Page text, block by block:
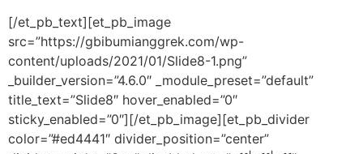
[/et_pb_text][et_pb_image
src=”https://gbibumianggrek.com/wp-
content/uploads/2021/01/Slide8-1.png”
_builder_version=”4.6.0″ _module_preset=”default”
title_text=”Slide8″ hover_enabled=”0″
sticky_enabled=”0″][/et_pb_image][et_pb_divider
color=”#ed4441″ divider_position=”center”